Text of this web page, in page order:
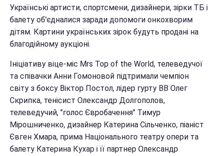
Українські артисти, спортсмени, дизайнери, зірки ТБ і
балету об'єдналися заради допомоги онкохворим
дітям. Картини українських зірок будуть продані на
благодійному аукціоні.
Ініціативу віце-міс Mrs Top of the World, телеведучої
та співачки Анни Гомоновой підтримали чемпіон
світу з боксу Віктор Постол, лідер гурту ВВ Олег
Скрипка, тенісист Олександр Долгополов,
телеведучий, "голос Євробачення" Тимур
Мірошниченко, дизайнер Катерина Сільченко, піаніст
Євген Хмара, прима Національного театру опери та
балету Катерина Кухар і її партнер Олександр